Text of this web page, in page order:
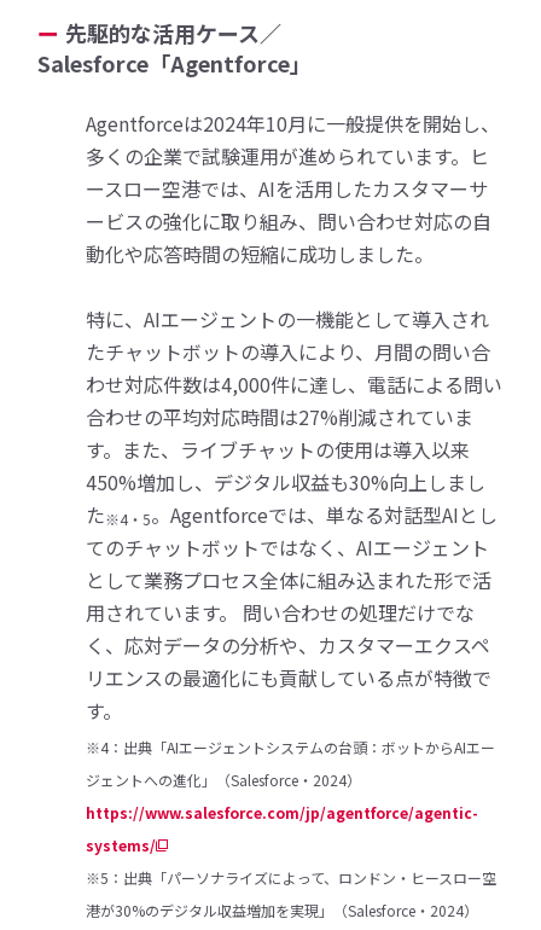
先駆的な活用ケース／
Salesforce「Agentforce」
Agentforceは2024年10月に一般提供を開始し、
多くの企業で試験運用が進められています。ヒ
ースロー空港では、AIを活用したカスタマーサ
ービスの強化に取り組み、問い合わせ対応の自
動化や応答時間の短縮に成功しました。
特に、AIエージェントの一機能として導入され
たチャットボットの導入により、月間の問い合
わせ対応件数は4,000件に達し、電話による問い
合わせの平均対応時間は27%削減されていま
す。また、ライブチャットの使用は導入以来
450%増加し、デジタル収益も30%向上しまし
た※4・5。Agentforceでは、単なる対話型AIとし
てのチャットボットではなく、AIエージェント
として業務プロセス全体に組み込まれた形で活
用されています。 問い合わせの処理だけでな
く、応対データの分析や、カスタマーエクスペ
リエンスの最適化にも貢献している点が特徴で
す。
※4：出典「AIエージェントシステムの台頭：ボットからAIエー
ジェントへの進化」（Salesforce・2024）
https://www.salesforce.com/jp/agentforce/agentic-
systems/
※5：出典「パーソナライズによって、ロンドン・ヒースロー空
港が30%のデジタル収益増加を実現」（Salesforce・2024）